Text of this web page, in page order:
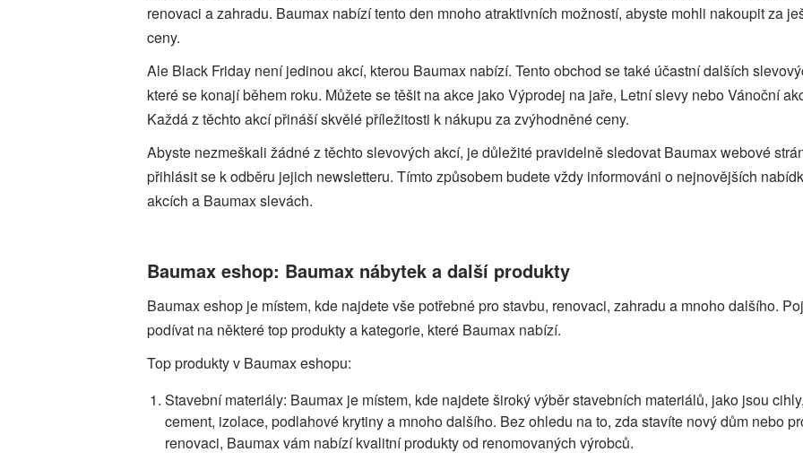
renovaci a zahradu. Baumax nabízí tento den mnoho atraktivních možností, abyste mohli nakoupit za
ceny.
Ale Black Friday není jedinou akcí, kterou Baumax nabízí. Tento obchod se také účastní dalších
které se konají během roku. Můžete se těšit na akce jako Výprodej na jaře, Letní slevy nebo Vánoční
Každá z těchto akcí přináší skvělé příležitosti k nákupu za zvýhodněné ceny.
Abyste nezmeškali žádné z těchto slevových akcí, je důležité pravidelně sledovat Baumax webové
přihlásit se k odběru jejich newsletteru. Tímto způsobem budete vždy informováni o nejnovějších
akcích a Baumax slevách.
Baumax eshop: Baumax nábytek a další produkty
Baumax eshop je místem, kde najdete vše potřebné pro stavbu, renovaci, zahradu a mnoho dalšího.
podívat na některé top produkty a kategorie, které Baumax nabízí.
Top produkty v Baumax eshopu:
Stavební materiály: Baumax je místem, kde najdete široký výběr stavebních materiálů, jako jsou cihly,
cement, izolace, podlahové krytiny a mnoho dalšího. Bez ohledu na to, zda stavíte nový dům nebo
renovaci, Baumax vám nabízí kvalitní produkty od renomovaných výrobců.